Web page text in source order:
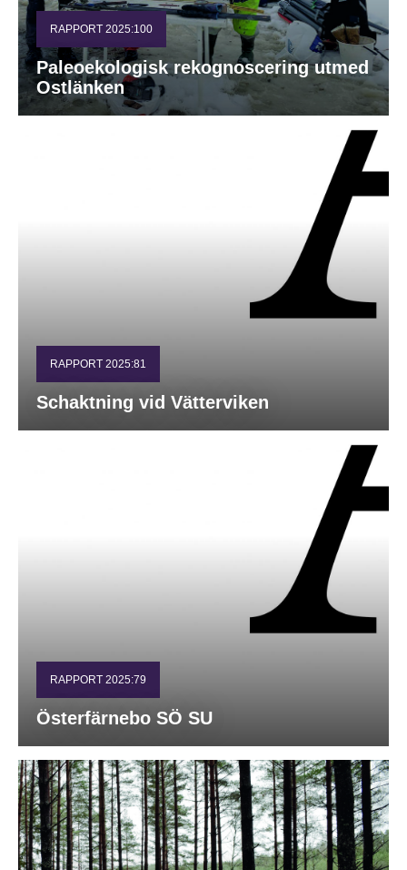
RAPPORT 2025:100
Paleoekologisk rekognoscering utmed
Ostlänken
RAPPORT 2025:81
Schaktning vid Vätterviken
RAPPORT 2025:79
Österfärnebo SÖ SU